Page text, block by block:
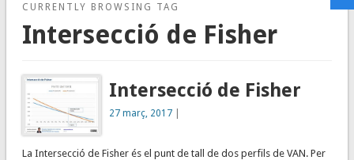
CURRENTLY BROWSING TAG
Intersecció de Fisher
Intersecció de Fisher
27 març, 2017
La Intersecció de Fisher és el punt de tall de dos perfils de VAN. Per